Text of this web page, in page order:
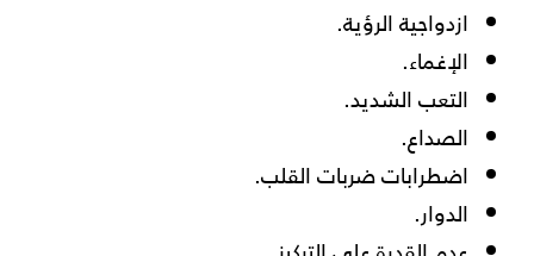
ازدواجية الرؤية.
الإغماء.
التعب الشديد.
الصداع.
اضطرابات ضربات القلب.
الدوار.